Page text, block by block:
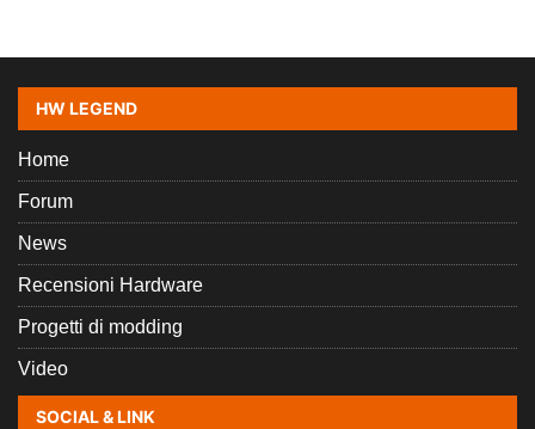
HW LEGEND
Home
Forum
News
Recensioni Hardware
Progetti di modding
Video
SOCIAL & LINK